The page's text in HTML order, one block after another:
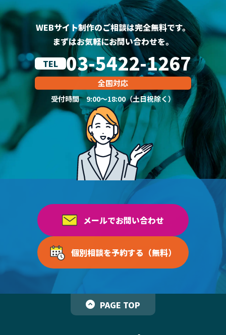
WEBサイト制作のご相談は完全無料です。
まずはお気軽にお問い合わせを。
TEL
03-5422-1267
全国対応
受付時間 9:00～18:00（土日祝除く）
メールでお問い合わせ
個別相談を予約する（無料）
PAGE TOP